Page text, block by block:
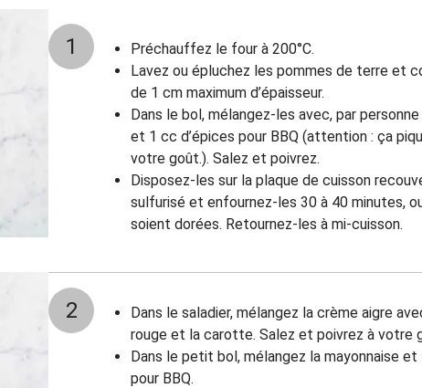
1
Préchauffez le four à 200°C.
Lavez ou épluchez les pommes de terre et
de 1 cm maximum d’épaisseur.
Dans le bol, mélangez-les avec, par personne
et 1 cc d’épices pour BBQ (attention : ça
votre goût.). Salez et poivrez.
Disposez-les sur la plaque de cuisson
sulfurisé et enfournez-les 30 à 40 minutes,
soient dorées. Retournez-les à mi-cuisson.
2
Dans le saladier, mélangez la crème aigre
rouge et la carotte. Salez et poivrez à votre
Dans le petit bol, mélangez la mayonnaise et
pour BBQ.